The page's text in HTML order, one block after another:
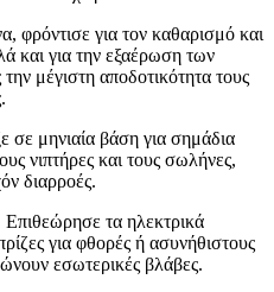
φρόντισε για τον καθαρισμό και
και για την εξαέρωση των
μέγιστη αποδοτικότητα τους
σε μηνιαία βάση για σημάδια
νιπτήρες και τους σωλήνες,
διαρροές.
Επιθεώρησε τα ηλεκτρικά
για φθορές ή ασυνήθιστους
εσωτερικές βλάβες.